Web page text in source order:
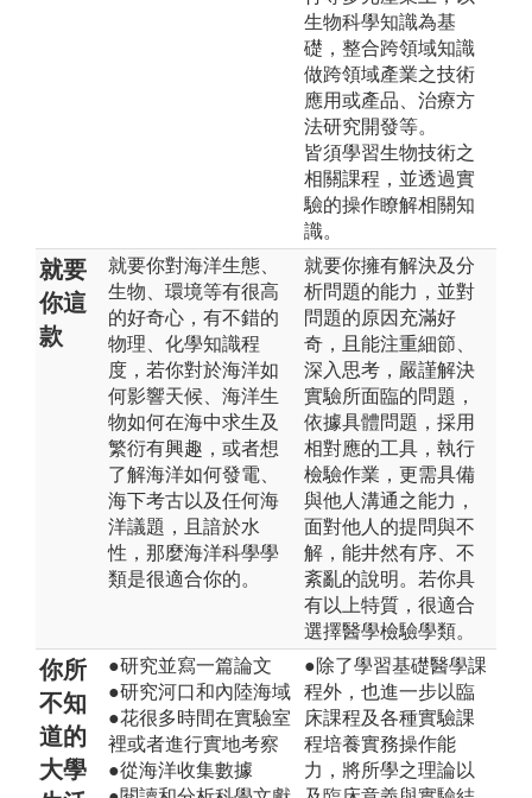
生物科學知識為基
礎，整合跨領域知識
做跨領域產業之技術
應用或產品、治療方
法研究開發等。
皆須學習生物技術之
相關課程，並透過實
驗的操作瞭解相關知
識。
就要
你這
款
就要你對海洋生態、
生物、環境等有很高
的好奇心，有不錯的
物理、化學知識程
度，若你對於海洋如
何影響天候、海洋生
物如何在海中求生及
繁衍有興趣，或者想
了解海洋如何發電、
海下考古以及任何海
洋議題，且諳於水
性，那麼海洋科學學
類是很適合你的。
就要你擁有解決及分
析問題的能力，並對
問題的原因充滿好
奇，且能注重細節、
深入思考，嚴謹解決
實驗所面臨的問題，
依據具體問題，採用
相對應的工具，執行
檢驗作業，更需具備
與他人溝通之能力，
面對他人的提問與不
解，能井然有序、不
紊亂的說明。若你具
有以上特質，很適合
選擇醫學檢驗學類。
你所
不知
道的
大學
●研究並寫一篇論文
●研究河口和內陸海域
●花很多時間在實驗室
裡或者進行實地考察
●從海洋收集數據
●除了學習基礎醫學課
程外，也進一步以臨
床課程及各種實驗課
程培養實務操作能
力，將所學之理論以